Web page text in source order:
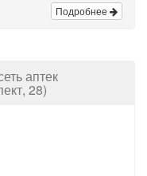
Подробнее
аптек
28)